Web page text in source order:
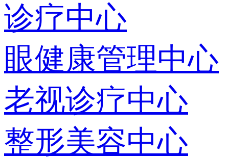
诊疗中心
眼健康管理中心
老视诊疗中心
整形美容中心